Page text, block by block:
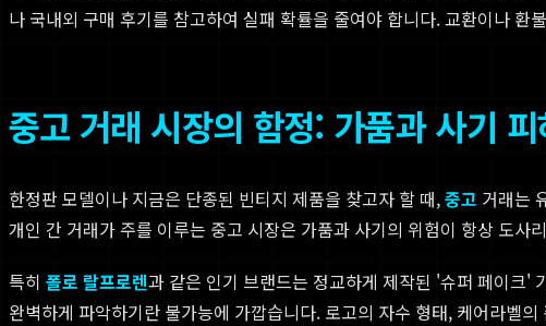
나 국내외 구매 후기를 참고하여 실패 확률을 줄여야 합니다. 교환이나 환
중고 거래 시장의 함정: 가품과 사기 피
한정판 모델이나 지금은 단종된 빈티지 제품을 찾고자 할 때,중고 거래는
개인 간 거래가 주를 이루는 중고 시장은 가품과 사기의 위험이 항상 도사
특히 폴로 랄프로렌과 같은 인기 브랜드는 정교하게 제작된 '슈퍼 페이크'
완벽하게 파악하기란 불가능에 가깝습니다. 로고의 자수 형태, 케어라벨